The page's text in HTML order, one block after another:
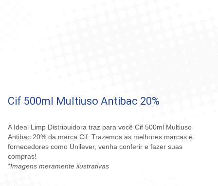
Cif 500ml Multiuso Antibac 20%
A Ideal Limp Distribuidora traz para você Cif 500ml Multiuso
Antibac 20% da marca Cif. Trazemos as melhores marcas e
fornecedores como Unilever, venha conferir e fazer suas
compras!
*Imagens meramente ilustrativas